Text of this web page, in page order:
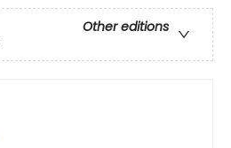
Other editions